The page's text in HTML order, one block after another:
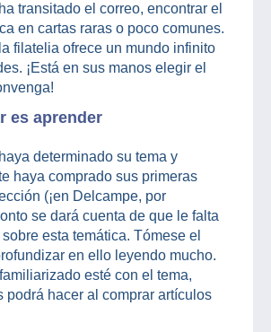
transitado el correo, encontrar el
en cartas raras o poco comunes.
filatelia ofrece un mundo infinito
¡Está en sus manos elegir el
es aprender
determinado su tema y
haya comprado sus primeras
(¡en Delcampe, por
se dará cuenta de que le falta
esta temática. Tómese el
en ello leyendo mucho.
esté con el tema,
podrá hacer al comprar artículos